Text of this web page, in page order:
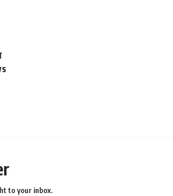
to your inbox.